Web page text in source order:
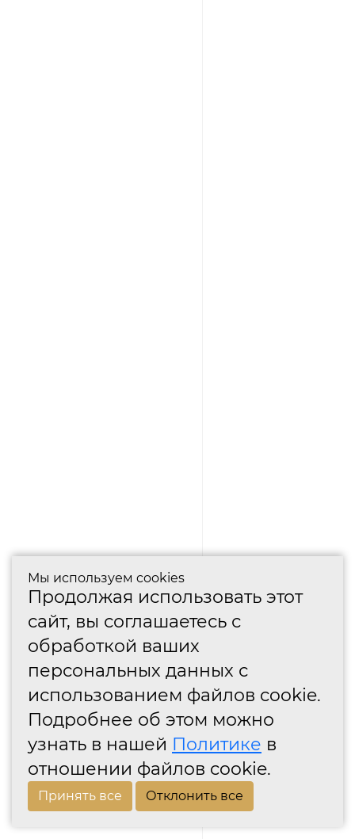
Мы используем cookies
Продолжая использовать этот
сайт, вы соглашаетесь с
обработкой ваших
персональных данных с
использованием файлов cookie.
Подробнее об этом можно
узнать в нашей Политике в
отношении файлов cookie.
Принять все Отклонить все